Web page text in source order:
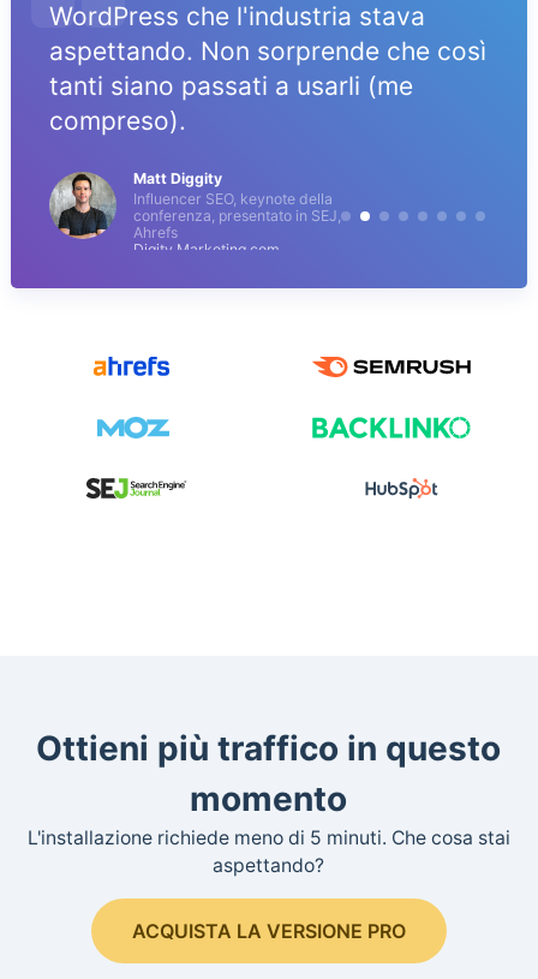
WordPress che l'industria stava
aspettando. Non sorprende che così
tanti siano passati a usarli (me
compreso).
Matt Diggity
Influencer SEO, keynote della
conferenza, presentato in SEJ,
Ahrefs
Digity Marketing.com
Ottieni più traffico in questo
momento
L'installazione richiede meno di 5 minuti. Che cosa stai
aspettando?
ACQUISTA LA VERSIONE PRO